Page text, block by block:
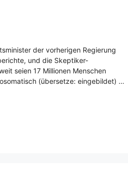
der vorherigen Regierung
und die Skeptiker-
seien 17 Millionen Menschen
(übersetze: eingebildet) …